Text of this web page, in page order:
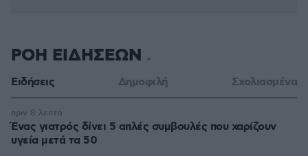
ΡΟΗ ΕΙΔΗΣΕΩΝ
Ειδήσεις Δημοφιλή Σχολιασμένα
Ένας γιατρός δίνει 5 απλές συμβουλές που χαρίζουν
υγεία μετά τα 50
πριν 8 λεπτά